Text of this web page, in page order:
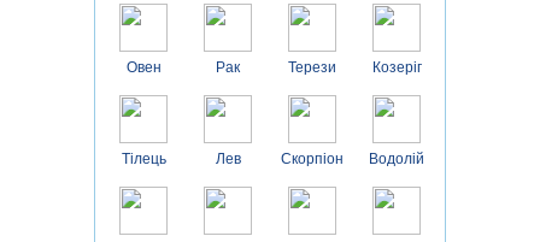
Овен
Тілець
Рак
Лев
Терези
Скорпіон
Козеріг
Водолій